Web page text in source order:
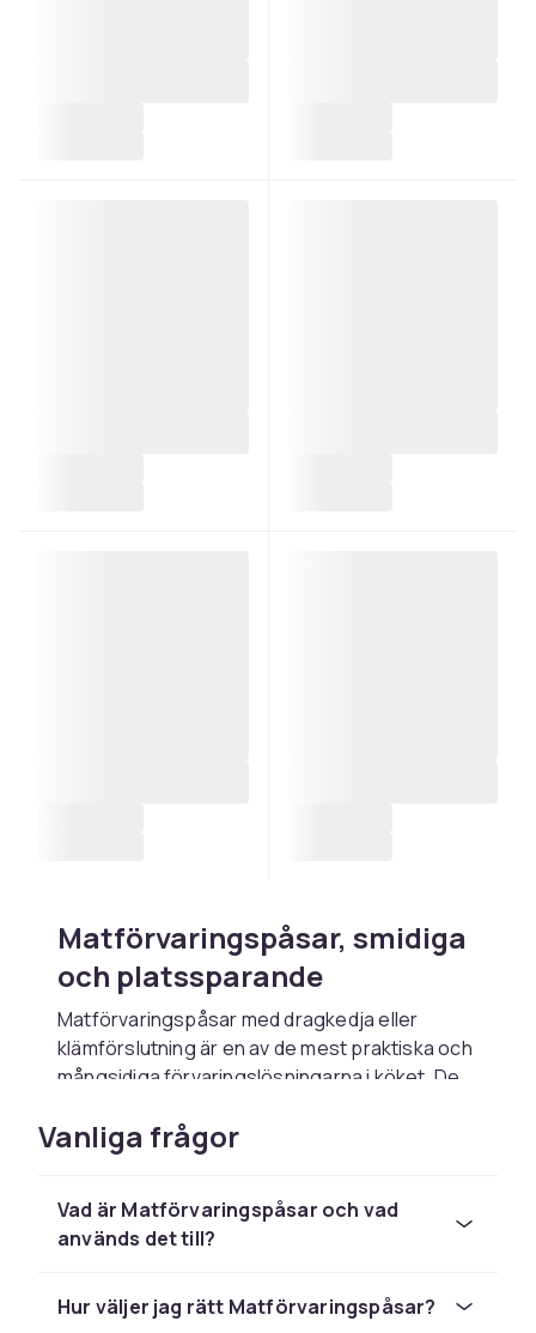
Matförvaringspåsar, smidiga
och platssparande
Matförvaringspåsar med dragkedja eller
klämförslutning är en av de mest praktiska och
mångsidiga förvaringslösningarna i köket. De
att märka med innehåll och datum, och lämpar
sig för allt från frysta bär och köttfärs till
Här hittar du matförvaringspåsar i olika
storlekar och material — från traditionella
alternativ i silikon och BPA-fri plast.
Vanliga frågor
Vad är Matförvaringspåsar och vad
används det till?
Hur väljer jag rätt Matförvaringspåsar?